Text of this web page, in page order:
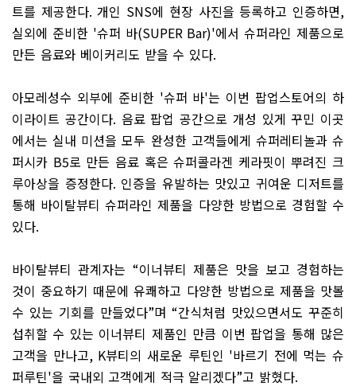
트를 제공한다.개인 SNS에 현장 사진을 등록하고 인증하면,
실외에 준비한 '슈퍼 바(SUPER Bar)'에서 슈퍼라인 제품으로
만든 음료와 베이커리도 받을 수 있다.
아모레성수 외부에 준비한 '슈퍼 바'는 이번 팝업스토어의 하
이라이트 공간이다. 음료 팝업 공간으로 개성 있게 꾸민 이곳
에서는 실내 미션을 모두 완성한 고객들에게 슈퍼레티놀과 슈
퍼시카 B5로 만든 음료 혹은 슈퍼콜라겐 케라핏이 뿌려진 크
루아상을 증정한다. 인증을 유발하는 맛있고 귀여운 디저트를
통해 바이탈뷰티 슈퍼라인 제품을 다양한 방법으로 경험할 수
있다.
바이탈뷰티 관계자는 “이너뷰티 제품은 맛을 보고 경험하는
것이 중요하기 때문에 유쾌하고 다양한 방법으로 제품을 맛볼
수 있는 기회를 만들었다”며 “간식처럼 맛있으면서도 꾸준히
섭취할 수 있는 이너뷰티 제품인 만큼 이번 팝업을 통해 많은
고객을 만나고, K뷰티의 새로운 루틴인 '바르기 전에 먹는 슈
퍼루틴'을 국내외 고객에게 적극 알리겠다”고 밝혔다.